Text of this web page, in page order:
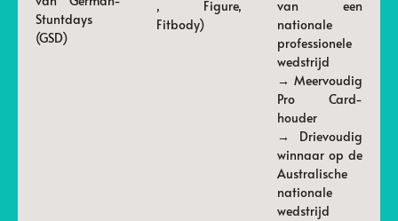
Stuntdays
(GSD)
, Figure,
Fitbody)
van een
nationale
professionele
wedstrijd
→ Meervoudig
Pro Card-
houder
→ Drievoudig
winnaar op de
Australische
nationale
wedstrijd